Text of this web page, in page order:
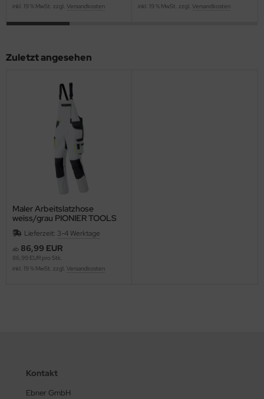
inkl. 19 % MwSt. zzgl. Versandkosten
inkl. 19 % MwSt. zzgl. Versandkosten
Zuletzt angesehen
Maler Arbeitslatzhose
weiss/grau PIONIER TOOLS
Lieferzeit: 3-4 Werktage
ab 86,99 EUR
86,99 EUR pro Stk.
inkl. 19 % MwSt. zzgl. Versandkosten
Kontakt
Ebner GmbH